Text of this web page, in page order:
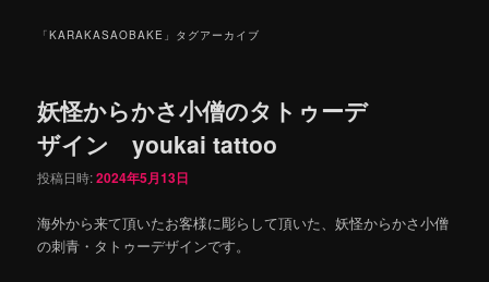
「KARAKASAOBAKE 」タグアーカイブ
妖怪からかさ小僧のタトゥーデ
ザイン youkai tattoo
投稿日時:2024年5月13日
海外から来て頂いたお客様に彫らして頂いた、妖怪からかさ小僧
の刺青・タトゥーデザインです。